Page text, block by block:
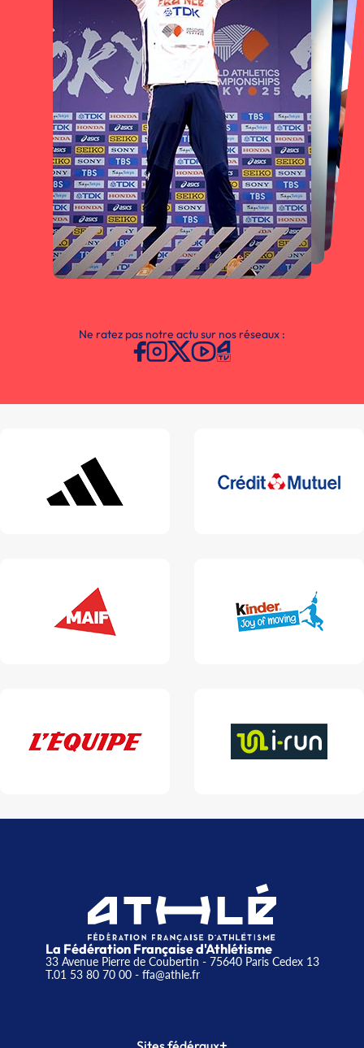
Ne ratez pas notre actu sur nos réseaux :
La Fédération Française d'Athlétisme
33 Avenue Pierre de Coubertin - 75640 Paris Cedex 13
T.01 53 80 70 00- ffa@athle.fr